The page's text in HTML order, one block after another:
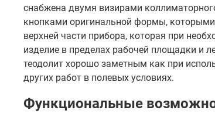
снабжена двумя визирами
кнопками оригинальной формы,
верхней части прибора, которая при
изделие в пределах рабочей площадки и
теодолит хорошо заметным как при
других работ в полевых условиях.
Функциональные